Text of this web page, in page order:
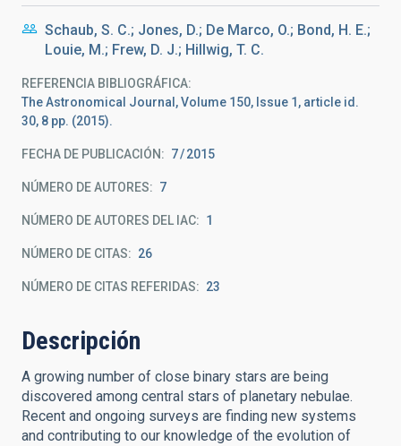
Schaub, S. C.; Jones, D.; De Marco, O.; Bond, H. E.;
Louie, M.; Frew, D. J.; Hillwig, T. C.
REFERENCIA BIBLIOGRÁFICA
The Astronomical Journal, Volume 150, Issue 1, article id.
30, 8 pp. (2015).
FECHA DE PUBLICACIÓN: 7 2015
NÚMERO DE AUTORES 7
NÚMERO DE AUTORES DEL IAC 1
NÚMERO DE CITAS 26
NÚMERO DE CITAS REFERIDAS 23
Descripción
A growing number of close binary stars are being
discovered among central stars of planetary nebulae.
Recent and ongoing surveys are finding new systems
and contributing to our knowledge of the evolution of